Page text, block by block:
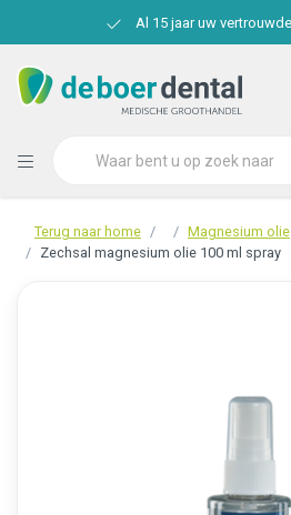
Al 15 jaar uw
Terug naar home
Magnesium olie
Zechsal magnesium olie 100 ml spray